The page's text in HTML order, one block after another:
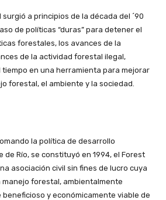
a principios de la década del ´90
de políticas “duras” para detener el
forestales, los avances de la
de la actividad forestal ilegal,
en una herramienta para mejorar
forestal, el ambiente y la sociedad.
la política de desarrollo
de Río, se constituyó en 1994, el Forest
asociación civil sin fines de lucro cuya
manejo forestal, ambientalmente
y económicamente viable de